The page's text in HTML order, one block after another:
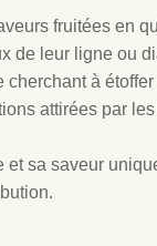
fruitées en
de leur ligne ou
cherchant à
attirées par
sa saveur